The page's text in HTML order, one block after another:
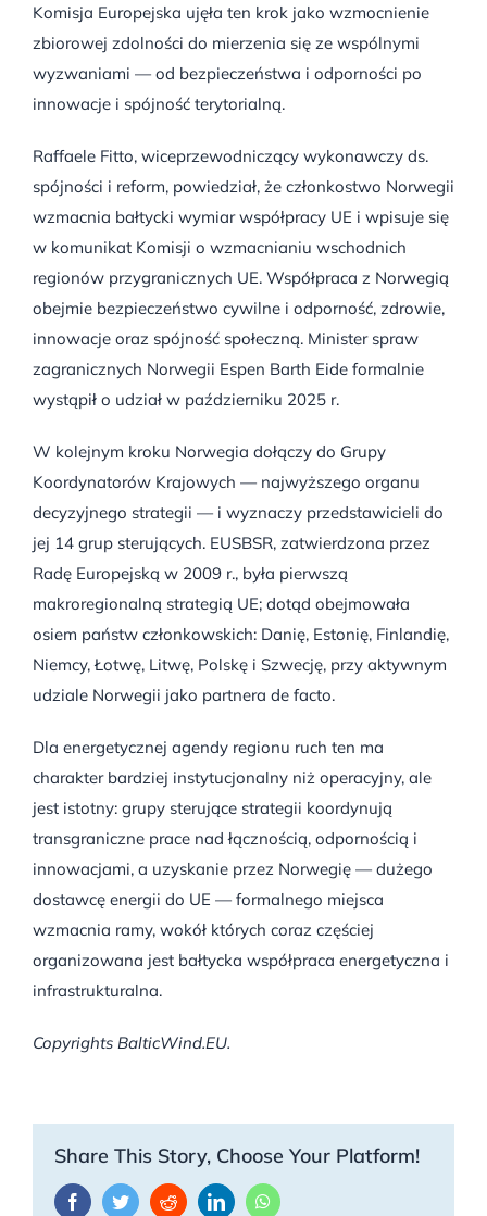
Komisja Europejska ujęła ten krok jako wzmocnienie
zbiorowej zdolności do mierzenia się ze wspólnymi
wyzwaniami — od bezpieczeństwa i odporności po
innowacje i spójność terytorialną.
Raffaele Fitto, wiceprzewodniczący wykonawczy ds.
spójności i reform, powiedział, że członkostwo Norwegii
wzmacnia bałtycki wymiar współpracy UE i wpisuje się
w komunikat Komisji o wzmacnianiu wschodnich
regionów przygranicznych UE. Współpraca z Norwegią
obejmie bezpieczeństwo cywilne i odporność, zdrowie,
innowacje oraz spójność społeczną. Minister spraw
zagranicznych Norwegii Espen Barth Eide formalnie
wystąpił o udział w październiku 2025 r.
W kolejnym kroku Norwegia dołączy do Grupy
Koordynatorów Krajowych — najwyższego organu
decyzyjnego strategii — i wyznaczy przedstawicieli do
jej 14 grup sterujących. EUSBSR, zatwierdzona przez
Radę Europejską w 2009 r., była pierwszą
makroregionalną strategią UE; dotąd obejmowała
osiem państw członkowskich: Danię, Estonię, Finlandię,
Niemcy, Łotwę, Litwę, Polskę i Szwecję, przy aktywnym
udziale Norwegii jako partnera de facto.
Dla energetycznej agendy regionu ruch ten ma
charakter bardziej instytucjonalny niż operacyjny, ale
jest istotny: grupy sterujące strategii koordynują
transgraniczne prace nad łącznością, odpornością i
innowacjami, a uzyskanie przez Norwegię — dużego
dostawcę energii do UE — formalnego miejsca
wzmacnia ramy, wokół których coraz częściej
organizowana jest bałtycka współpraca energetyczna i
infrastrukturalna.
Copyrights BalticWind.EU.
Share This Story, Choose Your Platform!
FacebookTwitterRedditLinkedInWhatsApp